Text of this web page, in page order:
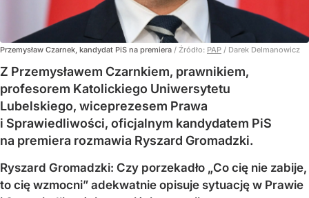
Przemysław Czarnek, kandydat PiS na premiera / Źródło: PAP / Darek Delmanowicz
Z Przemysławem Czarnkiem, prawnikiem,
profesorem Katolickiego Uniwersytetu
Lubelskiego, wiceprezesem Prawa
i Sprawiedliwości, oficjalnym kandydatem PiS
na premiera rozmawia Ryszard Gromadzki.
Ryszard Gromadzki: Czy porzekadło „Co cię nie zabije,
to cię wzmocni” adekwatnie opisuje sytuację w Prawie